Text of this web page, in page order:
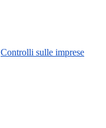
Controlli sulle imprese